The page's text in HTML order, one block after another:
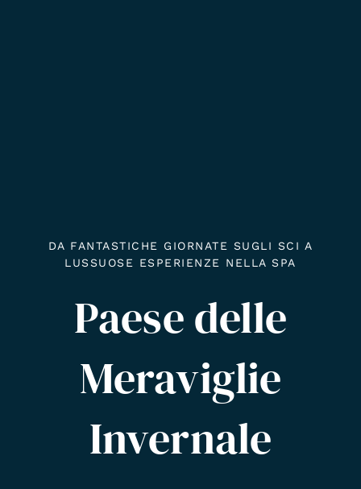
DA FANTASTICHE GIORNATE SUGLI SCI A
LUSSUOSE ESPERIENZE NELLA SPA
Paese delle
Meraviglie
Invernale